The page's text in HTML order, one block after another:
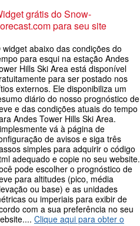
grátis do Snow-
para seu site
widget abaixo das condições do
para esqui na estação Andes
Hills Ski Area está disponível
para ser postado nos
externos. Ele disponibiliza um
diário do nosso prognóstico de
e das condições atuais do tempo
Andes Tower Hills Ski Area.
vá à página de
de avisos e siga três
simples para adquirir o código
adequado e copie no seu website.
pode escolher o prognóstico de
para altitudes (pico, média
ou base) e as unidades
ou imperiais para exibir de
com a sua preferência no seu
Clique aqui para obter o